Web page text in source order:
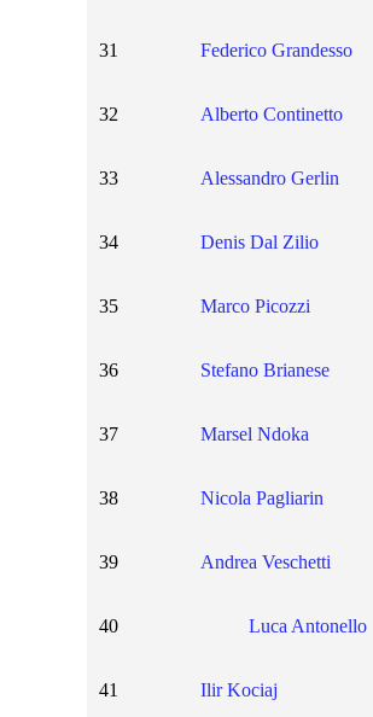
31 Federico Grandesso
32 Alberto Continetto
33 Alessandro Gerlin
34 Denis Dal Zilio
35 Marco Picozzi
36 Stefano Brianese
37 Marsel Ndoka
38 Nicola Pagliarin
39 Andrea Veschetti
40 Luca Antonello
41 Ilir Kociaj